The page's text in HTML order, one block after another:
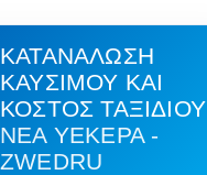
ΚΑΤΑΝΆΛΩΣΗ
ΚΑΥΣΊΜΟΥ ΚΑΙ
ΚΌΣΤΟΣ ΤΑΞΙΔΙΟΎ
ΝΈΑ YEKEPA -
ZWEDRU